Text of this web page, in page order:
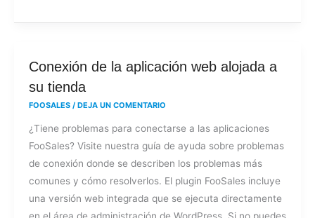
Conexión de la aplicación web alojada a
su tienda
FOOSALES / DEJA UN COMENTARIO
¿Tiene problemas para conectarse a las aplicaciones
FooSales? Visite nuestra guía de ayuda sobre problemas
de conexión donde se describen los problemas más
comunes y cómo resolverlos. El plugin FooSales incluye
una versión web integrada que se ejecuta directamente
en el área de administración de WordPress. Si no puedes
Conexión
de
web
alojada
a
su
tienda